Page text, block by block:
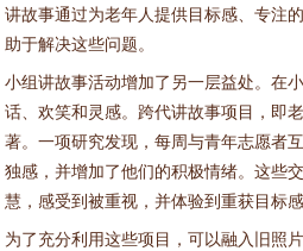
讲故事通过为老年人提供目标感、专注
助于解决这些问题。
小组讲故事活动增加了另一层益处。在
话、欢笑和灵感。跨代讲故事项目，即
著。一项研究发现，每周与青年志愿者
独感，并增加了他们的积极情绪。这些
慧，感受到被重视，并体验到重获目标
为了充分利用这些项目，可以融入旧照